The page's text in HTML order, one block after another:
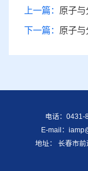
上一篇： 原子与分子
下一篇： 原子与分
电话：0431-
E-mail：
地址： 长春市